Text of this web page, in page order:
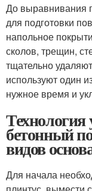
До выравнивания
для подготовки
напольное
сколов, трещин,
тщательно
используют один
нужное время и
бетонный
видов
Для начала